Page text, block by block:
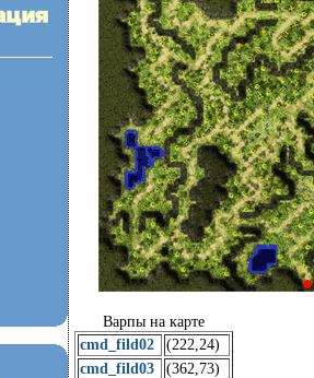
Варпы на карте
cmd_fild02
(222,24)
cmd_fild03
(362,73)